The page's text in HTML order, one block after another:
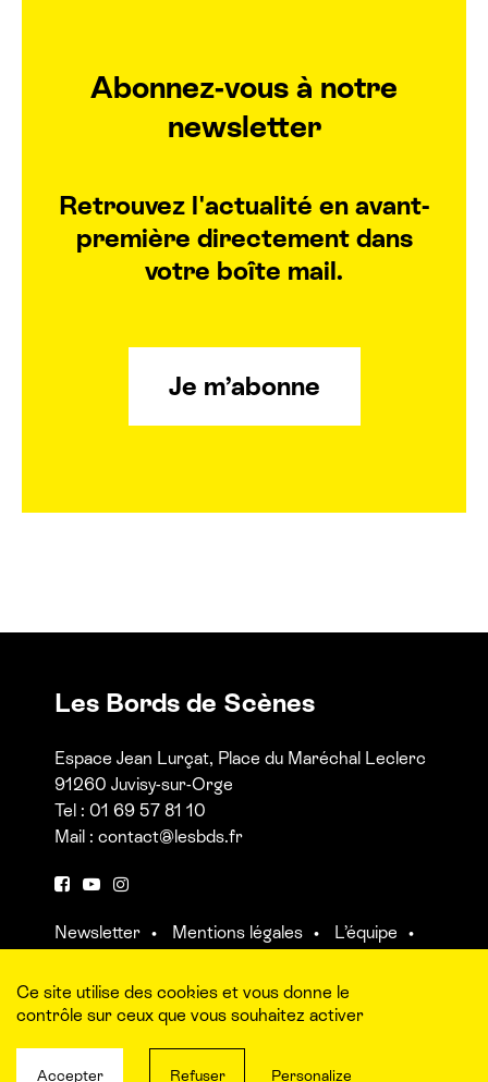
Abonnez-vous à notre
newsletter
Retrouvez l'actualité en avant-
première directement dans
votre boîte mail.
Je m’abonne
Les Bords de Scènes
Espace Jean Lurçat, Place du Maréchal Leclerc
91260 Juvisy-sur-Orge
Tel : 01 69 57 81 10
Mail : contact@lesbds.fr
F
c
b
o
Y
u
u
b
I
s
a
g
Newsletter Mentions légales
L’équipe
Ce site utilise des cookies et vous donne le
contrôle sur ceux que vous souhaitez activer
Accepter Refuser Personalize